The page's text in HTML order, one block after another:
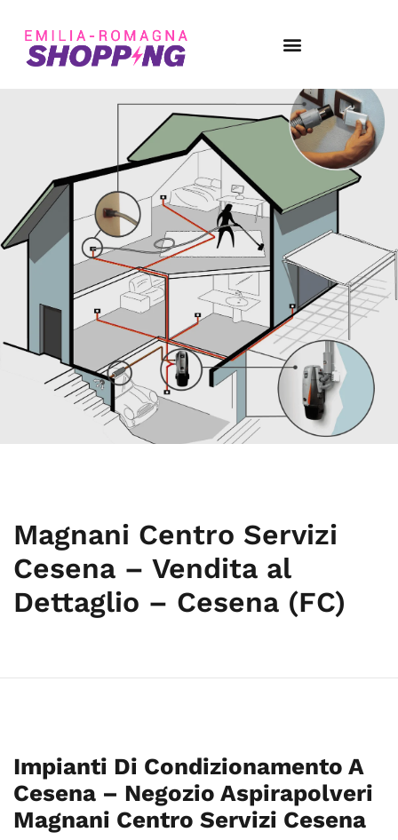
Magnani Centro Servizi
Cesena – Vendita al
Dettaglio – Cesena (FC)
Impianti Di Condizionamento A
Cesena – Negozio Aspirapolveri
Magnani Centro Servizi Cesena